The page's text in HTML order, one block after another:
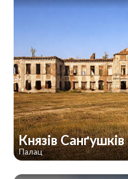
Князів Санґушків
Палац